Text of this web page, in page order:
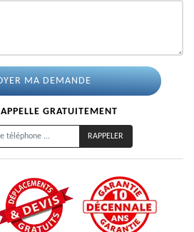
GRATUITEMENT